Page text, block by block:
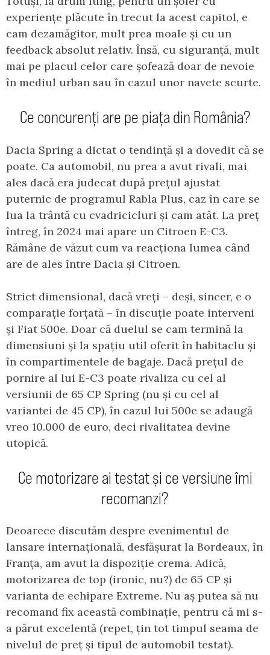
experiențe plăcute în trecut la acest capitol, e
cam dezamăgitor, mult prea moale și cu un
feedback absolut relativ. Însă, cu siguranță, mult
mai pe placul celor care șofează doar de nevoie
în mediul urban sau în cazul unor navete scurte.
Ce concurenți are pe piața din România?
Dacia Spring a dictat o tendință și a dovedit că se
poate. Ca automobil, nu prea a avut rivali, mai
ales dacă era judecat după prețul ajustat
puternic de programul Rabla Plus, caz în care se
lua la trântă cu cvadricicluri și cam atât. La preț
întreg, în 2024 mai apare un Citroen E-C3.
Rămâne de văzut cum va reacționa lumea când
are de ales între Dacia și Citroen.
Strict dimensional, dacă vreți – deși, sincer, e o
comparație forțată – în discuție poate interveni
și Fiat 500e. Doar că duelul se cam termină la
dimensiuni și la spațiu util oferit în habitaclu și
în compartimentele de bagaje. Dacă prețul de
pornire al lui E-C3 poate rivaliza cu cel al
versiunii de 65 CP Spring (nu și cu cel al
variantei de 45 CP), în cazul lui 500e se adaugă
vreo 10.000 de euro, deci rivalitatea devine
utopică.
Ce motorizare ai testat și ce versiune îmi
recomanzi?
Deoarece discutăm despre evenimentul de
lansare internațională, desfășurat la Bordeaux, în
Franța, am avut la dispoziție crema. Adică,
motorizarea de top (ironic, nu?) de 65 CP și
varianta de echipare Extreme. Nu aș putea să nu
recomand fix această combinație, pentru că mi s-
a părut excelentă (repet, țin tot timpul seama de
nivelul de preț și tipul de automobil testat).